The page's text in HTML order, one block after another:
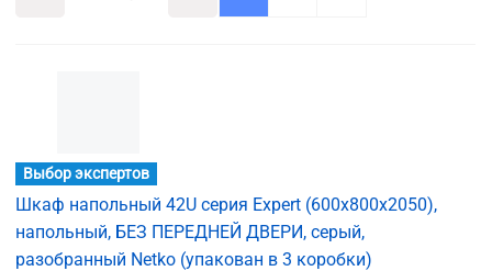
Выбор экспертов
Шкаф напольный 42U серия Expert (600х800х2050),
напольный, БЕЗ ПЕРЕДНЕЙ ДВЕРИ, серый,
разобранный Netko (упакован в 3 коробки)